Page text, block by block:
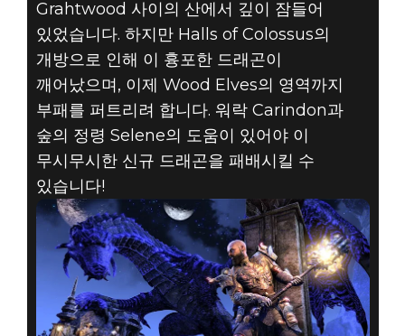
Grahtwood 사이의 산에서 깊이 잠들어
있었습니다. 하지만 Halls of Colossus의
개방으로 인해 이 흉포한 드래곤이
깨어났으며, 이제 Wood Elves의 영역까지
부패를 퍼트리려 합니다. 워락 Carindon과
숲의 정령 Selene의 도움이 있어야 이
무시무시한 신규 드래곤을 패배시킬 수
있습니다!